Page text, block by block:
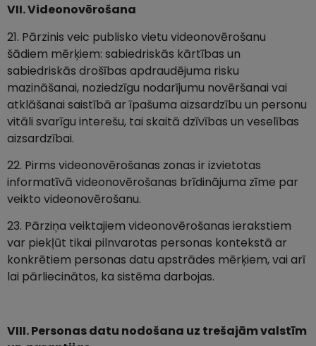
VII. Videonovērošana
21. Pārzinis veic publisko vietu videonovērošanu
šādiem mērķiem: sabiedriskās kārtības un
sabiedriskās drošības apdraudējuma risku
mazināšanai, noziedzīgu nodarījumu novēršanai vai
atklāšanai saistībā ar īpašuma aizsardzību un personu
vitāli svarīgu interešu, tai skaitā dzīvības un veselības
aizsardzībai.
22. Pirms videonovērošanas zonas ir izvietotas
informatīvā videonovērošanas brīdinājuma zīme par
veikto videonovērošanu.
23. Pārziņa veiktajiem videonovērošanas ierakstiem
var piekļūt tikai pilnvarotas personas kontekstā ar
konkrētiem personas datu apstrādes mērķiem, vai arī
lai pārliecinātos, ka sistēma darbojas.
VIII. Personas datu nodošana uz trešajām valstīm